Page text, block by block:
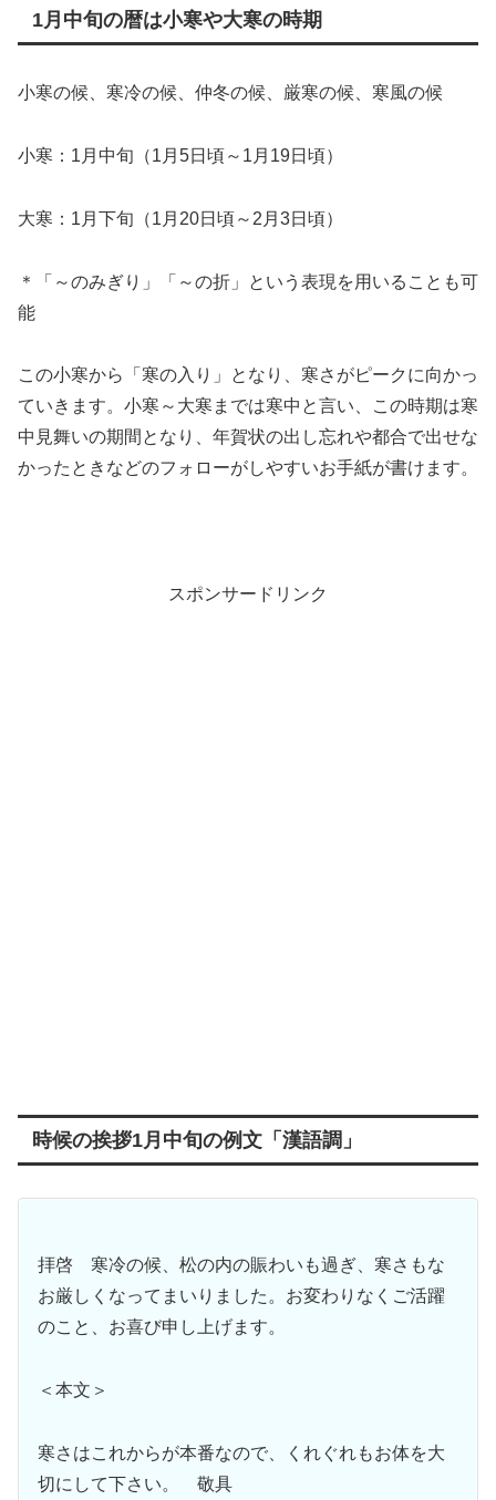
1月中旬の暦は小寒や大寒の時期
小寒の候、寒冷の候、仲冬の候、厳寒の候、寒風の候
小寒：1月中旬（1月5日頃～1月19日頃）
大寒：1月下旬（1月20日頃～2月3日頃）
＊「～のみぎり」「～の折」という表現を用いることも可
能
この小寒から「寒の入り」となり、寒さがピークに向かっ
ていきます。小寒～大寒までは寒中と言い、この時期は寒
中見舞いの期間となり、年賀状の出し忘れや都合で出せな
かったときなどのフォローがしやすいお手紙が書けます。
スポンサードリンク
時候の挨拶1月中旬の例文「漢語調」
拝啓 寒冷の候、松の内の賑わいも過ぎ、寒さもな
お厳しくなってまいりました。お変わりなくご活躍
のこと、お喜び申し上げます。
＜本文＞
寒さはこれからが本番なので、くれぐれもお体を大
切にして下さい。 敬具